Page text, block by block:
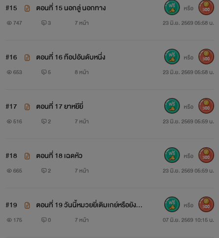
#15 ตอนที่ 15 นอกลู่ นอกทาง
747 3 7 หน้า 23 มิ.ย. 2569 05:58 น.
หรือ 300
#16 ตอนที่ 16 ท๊อปอันดับหนึ่ง
653 5 8 หน้า 23 มิ.ย. 2569 05:58 น.
หรือ 300
#17 ตอนที่ 17 ยาหยียี่
516 2 7 หน้า 23 มิ.ย. 2569 05:59 น.
หรือ 300
#18 ตอนที่ 18 เฉดหัว
665 2 7 หน้า 23 มิ.ย. 2569 05:59 น.
หรือ 300
#19
ตอนที่ 19 วันนี้หมวยยี่เติมเกย์หรือยังครั
175 0 7 หน้า 07 มิ.ย. 2569 10:15 น.
หรือ 300